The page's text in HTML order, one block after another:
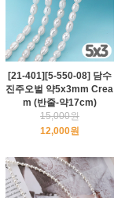
[21-401][5-550-08] 담수
진주오벌 약5x3mm Crea
m (반줄-약17cm)
15,000원
12,000원